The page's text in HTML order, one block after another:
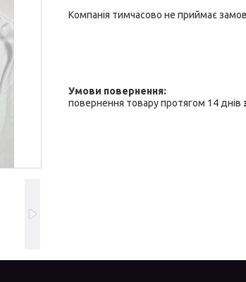
Компанія тимчасово не приймає
повернення товару протягом 14 днів